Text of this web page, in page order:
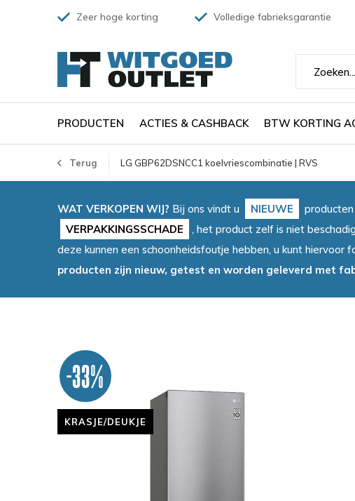
PRODUCTEN ACTIES & CASHBACK BTW KORTING
Zeer hoge korting Volledige fabrieksgarantie
Terug LG GBP62DSNCC1 koelvriescombinatie | RVS
WAT VERKOPEN WIJ? Bij ons vindt u NIEUWE
VERPAKKINGSSCHADE
, het product zelf is niet
deze kunnen een schoonheidsfoutje hebben, u kunt hiervoor
producten zijn nieuw, getest en worden geleverd met
-33%
KRASJE/DEUKJE